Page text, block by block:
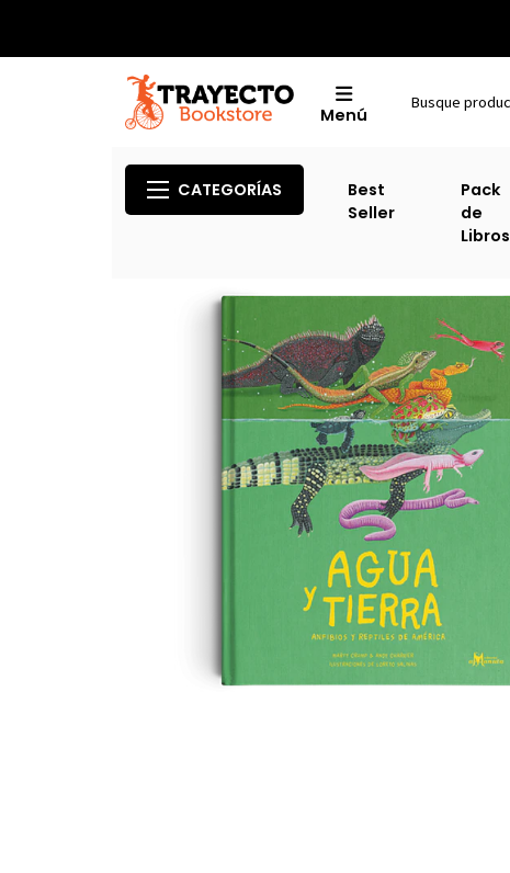
Menú
CATEGORÍAS
Best
Seller
Pack
de
Libros